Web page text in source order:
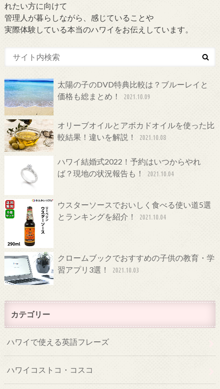
れたい方に向けて
管理人が暮らしながら、感じていることや
実際体験している本当のハワイをお伝えしています。
太陽の子のDVD特典比較は？ブルーレイと
価格も総まとめ！
2021.10.09
オリーブオイルとアボカドオイルを使った比
較結果！違いを解説！
2021.10.08
ハワイ結婚式2022！予約はいつからやれ
ば？現地の状況報告も！
2021.10.04
ウスターソースでおいしく食べる使い道5選
とランキングを紹介！
2021.10.04
クロームブックでおすすめの子供の教育・学
習アプリ3選！
2021.10.03
カテゴリー
ハワイで使える英語フレーズ
ハワイコストコ・コスコ